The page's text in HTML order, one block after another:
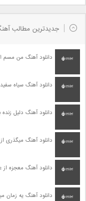
جدیدترین مطالب
دانلود آهنگ من مسم
دانلود آهنگ سیاه
دانلود آهنگ دلیل زنده
دانلود آهنگ میگذری
دانلود آهنگ معجزه
دانلود آهنگ یه زمان